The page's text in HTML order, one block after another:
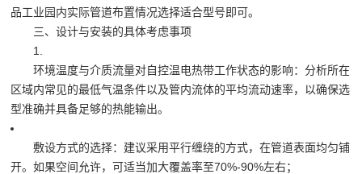
品工业园内实际管道布置情况选择适合型号即可。
三、设计与安装的具体考虑事项
1.
环境温度与介质流量对自控温电热带工作状态的影响：分析所在
区域内常见的最低气温条件以及管内流体的平均流动速率，以确保选
型准确并具备足够的热能输出。
敷设方式的选择：建议采用平行缠绕的方式，在管道表面均匀铺
开。如果空间允许，可适当加大覆盖率至70%-90%左右；